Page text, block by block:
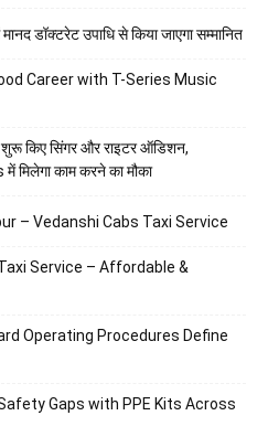
डॉक्टरेट उपाधि से किया जाएगा सम्मानित
Career with T-Series Music
किए सिंगर और राइटर ऑडिशन,
काम करने का मौका
– Vedanshi Cabs Taxi Service
Service – Affordable &
Operating Procedures Define
Gaps with PPE Kits Across